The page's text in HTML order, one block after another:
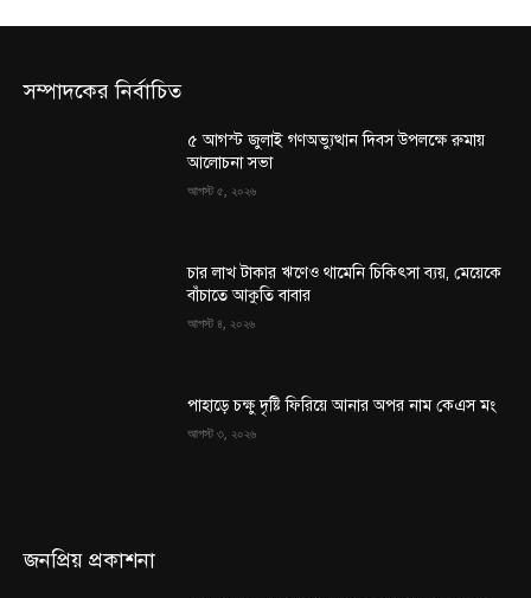
সম্পাদকের নির্বাচিত
৫ আগস্ট জুলাই গণঅভ্যুত্থান দিবস উপলক্ষে রুমায়
আলোচনা সভা
আগস্ট ৫, ২০২৬
চার লাখ টাকার ঋণেও থামেনি চিকিৎসা ব্যয়, মেয়েকে
বাঁচাতে আকুতি বাবার
আগস্ট ৪, ২০২৬
পাহাড়ে চক্ষু দৃষ্টি ফিরিয়ে আনার অপর নাম কেএস মং
আগস্ট ৩, ২০২৬
জনপ্রিয় প্রকাশনা